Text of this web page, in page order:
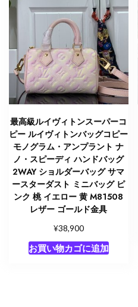
最高級ルイヴィトンスーパーコ
ピー ルイヴィトンバッグコピー
モノグラム・アンプラント ナ
ノ・スピーディ ハンドバッグ
2WAY ショルダーバッグ サマ
ースターダスト ミニバッグ ピ
ンク 桃 イエロー 黄 M81508
レザー ゴールド金具
¥38,900
お買い物カゴに追加